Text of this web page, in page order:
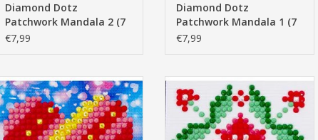
Diamond Dotz
Patchwork Mandala 2 (7
X 7 cm)
€7,99
Diamond Dotz
Patchwork Mandala 1 (7
X 7 cm)
€7,99
Diamond Dotz Patchwork Heart 7
X 7 cm
TOEVOEGEN AAN WINKELWAGEN
Diamond Dotz Passion Flower 7
X 7 cm
TOEVOEGEN AAN WINKELWAGEN